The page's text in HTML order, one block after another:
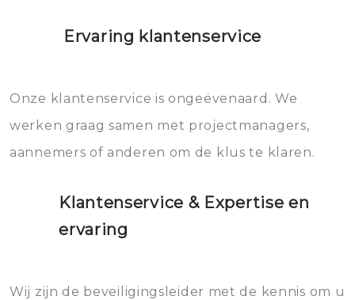
Ervaring klantenservice
Onze klantenservice is ongeëvenaard. We
werken graag samen met projectmanagers,
aannemers of anderen om de klus te klaren.
Klantenservice & Expertise en
ervaring
Wij zijn de beveiligingsleider met de kennis om u